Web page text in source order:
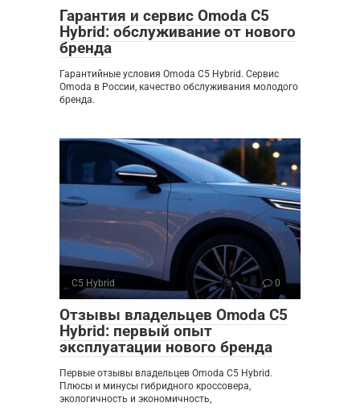
Гарантия и сервис Omoda C5
Hybrid: обслуживание от нового
бренда
Гарантийные условия Omoda C5 Hybrid. Сервис
Omoda в России, качество обслуживания молодого
бренда.
C5 Hybrid 0
Отзывы владельцев Omoda C5
Hybrid: первый опыт
эксплуатации нового бренда
Первые отзывы владельцев Omoda C5 Hybrid.
Плюсы и минусы гибридного кроссовера,
экологичность и экономичность,